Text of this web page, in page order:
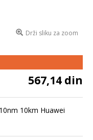
Drži sliku za zoom
567,14 din
10km Huawei